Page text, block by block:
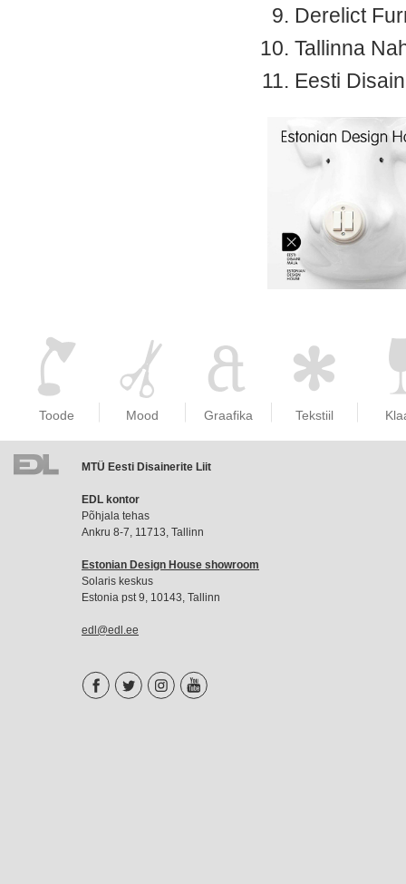
Derelict
Tallinna
Eesti
Toode Mood Graafika Tekstiil
liikmemaks
MTÜ Eesti Disainerite Liit
EDL kontor
Põhjala tehas
Ankru 8-7, 11713, Tallinn
Estonian Design House showroom
Solaris keskus
Estonia pst 9, 10143, Tallinn
edl@edl.ee